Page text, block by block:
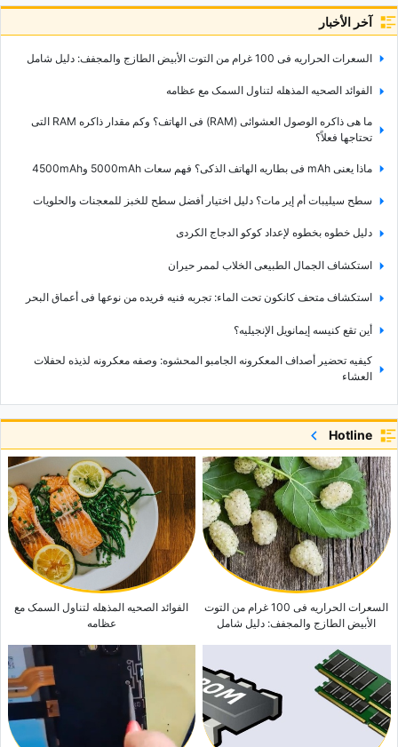
آخر الأخبار
السعرات الحراریه فی 100 غرام من التوت الأبیض الطازج والمجفف: دلیل شامل
الفوائد الصحیه المذهله لتناول السمک مع عظامه
ما هی ذاکره الوصول العشوائی (RAM) فی الهاتف؟ وکم مقدار ذاکره RAM التی
تحتاجها فعلاً؟
ماذا یعنی mAh فی بطاریه الهاتف الذکی؟ فهم سعات 5000mAh و4500mAh
سطح سیلیبات أم إیر مات؟ دلیل اختیار أفضل سطح للخبز للمعجنات والحلویات
دلیل خطوه بخطوه لإعداد کوکو الدجاج الکردی
استکشاف الجمال الطبیعی الخلاب لممر حیران
استکشاف متحف کانکون تحت الماء: تجربه فنیه فریده من نوعها فی أعماق البحر
أین تقع کنیسه إیمانویل الإنجیلیه؟
کیفیه تحضیر أصداف المعکرونه الجامبو المحشوه: وصفه معکرونه لذیذه لحفلات
العشاء
کیفیه تحضیر البوبوتی: الطبق التقلیدی المحبوب فی جنوب أفریقیا
وصفه الوافل الملوّن: حلوى شهیه ولذیذه تناسب الجمیع
إیفرلاند بارک فی کوریا الجنوبیه: الدلیل الشامل والمعلومات الأساسیه
اکتشاف مسجد تشاملیجا: لمحه عن أکبر مسجد فی ترکیا
کباب أضنه الترکی الأصیل: نکهه لم تختبرها من قبل
Hotline
السعرات الحراریه فی 100 غرام من التوت
الأبیض الطازج والمجفف: دلیل شامل
الفوائد الصحیه المذهله لتناول السمک مع
عظامه